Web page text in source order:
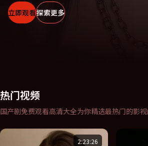
立即观看探索更多
热门视频
国产剧免费观看高清大全为你精选最热门的影
2:23:26